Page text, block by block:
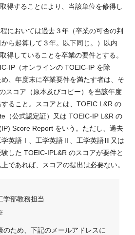
得することにより、当該単位を修得し
においては過去３年（卒業の可否の判
ら起算して３年。以下同じ。）以内
得していることを卒業の要件とする。
IP（オンラインの TOEIC-IP を除
、年度末に卒業要件を満たす者は、そ
スコア（原本及びコピー）を当該年度
ること。スコアとは、TOEIC L&R の
（公式認定証）又は TOEIC-IP L&R の
Score Report をいう。ただし、過去
学英語Ⅰ、工学英語Ⅱ、工学英語Ⅲ又は
した TOEIC-IPL&R のスコアが要件と
であれば、スコアの提出は必要ない。
学部教務担当
のため、下記のメールアドレスに